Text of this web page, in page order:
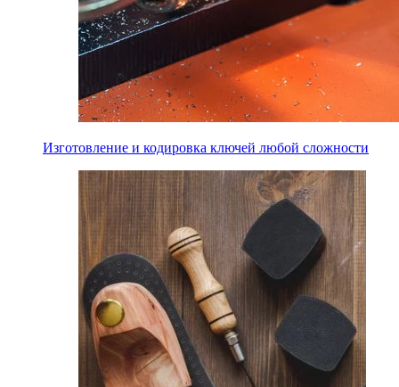
Изготовление и кодировка ключей любой сложности